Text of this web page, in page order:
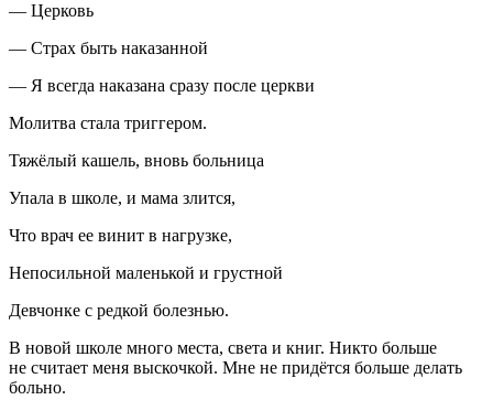
— Церковь
— Страх быть наказанной
— Я всегда наказана сразу после церкви
Молитва стала триггером.
Тяжёлый кашель, вновь больница
Упала в школе, и мама злится,
Что врач ее винит в нагрузке,
Непосильной маленькой и грустной
Девчонке с редкой болезнью.
В новой школе много места, света и книг. Никто больше
не считает меня выскочкой. Мне не придётся больше делать
больно.